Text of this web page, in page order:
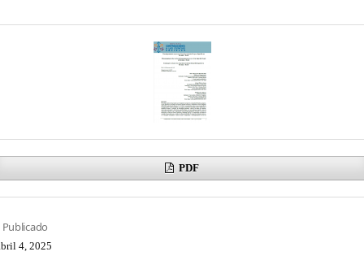
PDF
Publicado
4, 2025